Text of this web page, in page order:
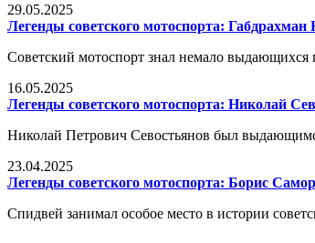
29.05.2025
Легенды советского мотоспорта:
Советский мотоспорт знал немало
16.05.2025
Легенды советского мотоспорта: Николай
Николай Петрович Севостьянов был
23.04.2025
Легенды советского мотоспорта: Борис
Спидвей занимал особое место в истории